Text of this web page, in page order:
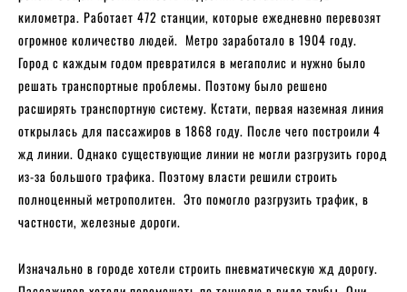
километра. Работает 472 станции, которые ежедневно перевозят
огромное количество людей. Метро заработало в 1904 году.
Город с каждым годом превратился в мегаполис и нужно было
решать транспортные проблемы. Поэтому было решено
расширять транспортную систему. Кстати, первая наземная линия
открылась для пассажиров в 1868 году. После чего построили 4
жд линии. Однако существующие линии не могли разгрузить город
из-за большого трафика. Поэтому власти решили строить
полноценный метрополитен. Это помогло разгрузить трафик, в
частности, железные дороги.
Изначально в городе хотели строить пневматическую жд дорогу.